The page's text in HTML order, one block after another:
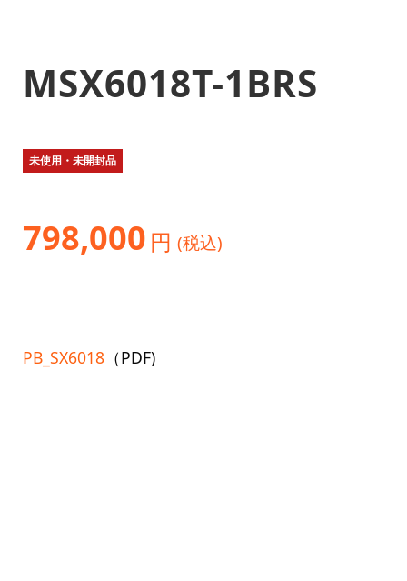
MSX6018T-1BRS
未使用・未開封品
798,000 円 (税込)
PB_SX6018（PDF)